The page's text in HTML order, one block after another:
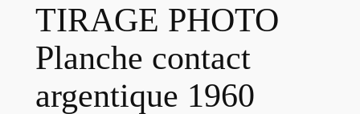
TIRAGE PHOTO
Planche contact
argentique 1960